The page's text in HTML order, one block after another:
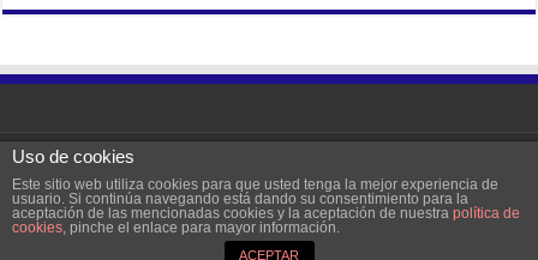
Powered by WordPress |
© Copyright 2026, All Rights Reserved
Uso de cookies
Este sitio web utiliza cookies para que usted tenga la mejor experiencia de
usuario. Si continúa navegando está dando su consentimiento para la
aceptación de las mencionadas cookies y la aceptación de nuestra política de
cookies, pinche el enlace para mayor información.
ACEPTAR